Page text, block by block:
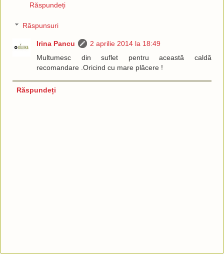
Răspundeți
Răspunsuri
Irina Pancu
2 aprilie 2014 la 18:49
Multumesc din suflet pentru această caldă
recomandare .Oricind cu mare plăcere !
Răspundeți